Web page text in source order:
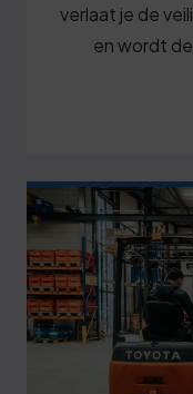
verlaat je de
en wordt